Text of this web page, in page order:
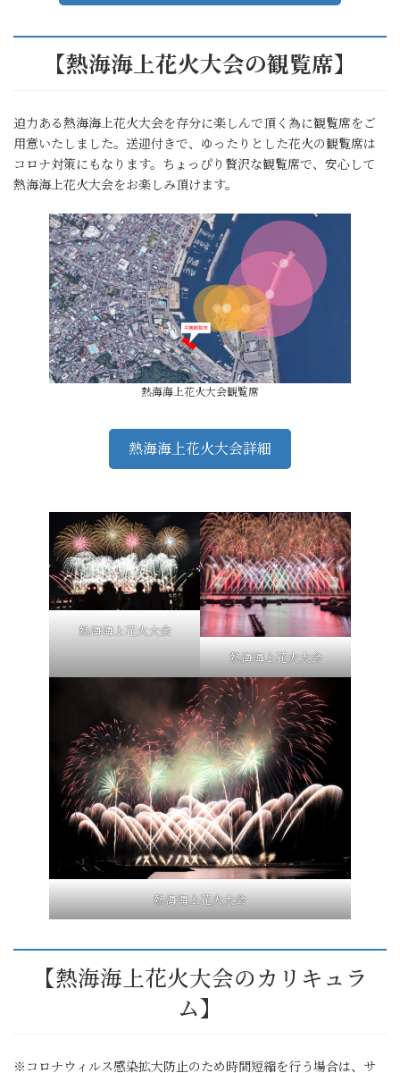
【熱海海上花火大会の観覧席】
迫力ある熱海海上花火大会を存分に楽しんで頂く為に観覧席をご
用意いたしました。送迎付きで、ゆったりとした花火の観覧席は
コロナ対策にもなります。ちょっぴり贅沢な観覧席で、安心して
熱海海上花火大会をお楽しみ頂けます。
熱海海上花火大会観覧席
熱海海上花火大会詳細
熱海海上花火大会
熱海海上花火大会
熱海海上花火大会
【熱海海上花火大会のカリキュラ
ム】
※コロナウィルス感染拡大防止のため時間短縮を行う場合は、サ